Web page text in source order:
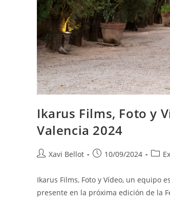
Ikarus Films, Foto y
Valencia 2024
Xavi Bellot 10/09/2024
Ikarus Films, Foto y Vídeo, un equipo
presente en la próxima edición de la